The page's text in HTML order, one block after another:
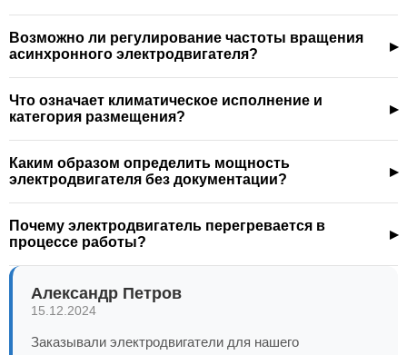
Возможно ли регулирование частоты вращения
асинхронного электродвигателя?
Что означает климатическое исполнение и
категория размещения?
Каким образом определить мощность
электродвигателя без документации?
Почему электродвигатель перегревается в
процессе работы?
Александр Петров
15.12.2024
Заказывали электродвигатели для нашего